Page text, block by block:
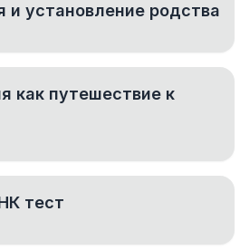
и установление родства
как путешествие к
тест